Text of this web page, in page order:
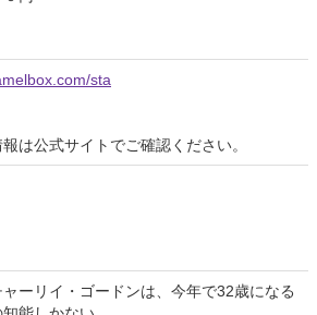
sta
は公式サイトでご確認ください。
ーリイ・ゴードンは、今年で32歳になる